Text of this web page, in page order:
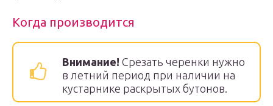
Когда производится
Внимание! Срезать черенки нужно
в летний период при наличии на
кустарнике раскрытых бутонов.